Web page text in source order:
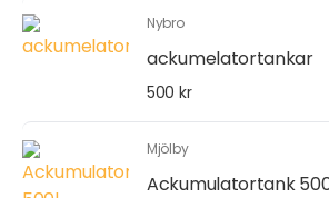
Nybro
ackumelatortankar
500 kr
Mjölby
Ackumulatortank